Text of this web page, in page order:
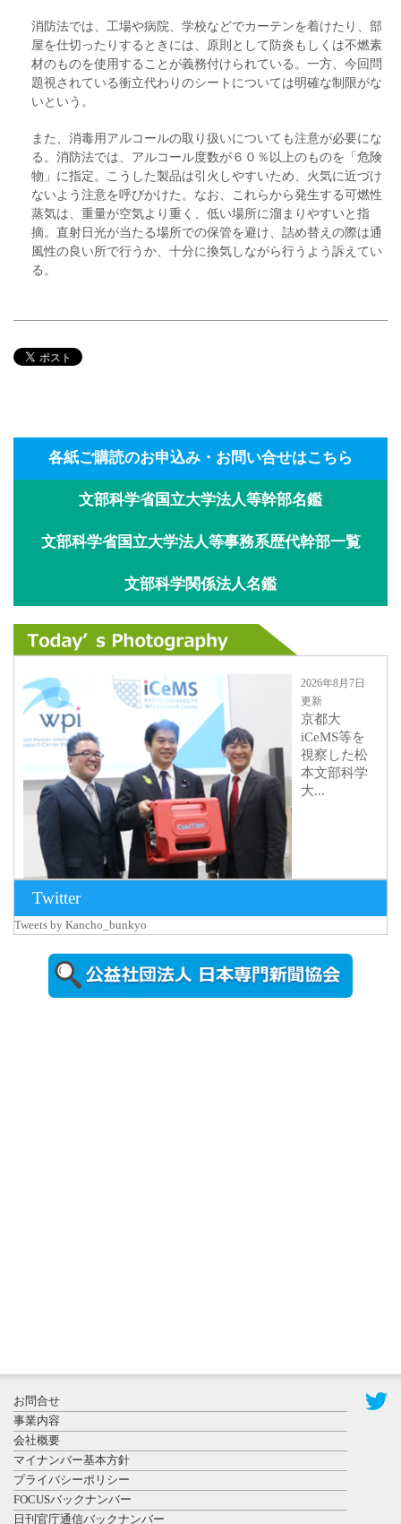
消防法では、工場や病院、学校などでカーテンを着けたり、部
屋を仕切ったりするときには、原則として防炎もしくは不燃素
材のものを使用することが義務付けられている。一方、今回問
題視されている衝立代わりのシートについては明確な制限がな
いという。
また、消毒用アルコールの取り扱いについても注意が必要にな
る。消防法では、アルコール度数が６０％以上のものを「危険
物」に指定。こうした製品は引火しやすいため、火気に近づけ
ないよう注意を呼びかけた。なお、これらから発生する可燃性
蒸気は、重量が空気より重く、低い場所に溜まりやすいと指
摘。直射日光が当たる場所での保管を避け、詰め替えの際は通
風性の良い所で行うか、十分に換気しながら行うよう訴えてい
る。
各紙ご購読のお申込み・お問い合せはこちら
文部科学省国立大学法人等幹部名鑑
文部科学省国立大学法人等事務系歴代幹部一覧
文部科学関係法人名鑑
2026年8月7日
更新
京都大
iCeMS等を
視察した松
本文部科学
大...
2026年8月5日
更新
農工大で大
登録有形文
化財となっ
た東北大植
物園八...
Twitter
Tweets by Kancho_bunkyo
お問合せ
事業内容
会社概要
マイナンバー基本方針
プライバシーポリシー
FOCUSバックナンバー
日刊官庁通信バックナンバー